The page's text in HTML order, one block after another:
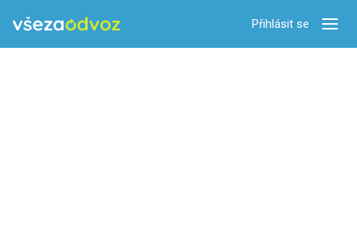
Přihlásit se